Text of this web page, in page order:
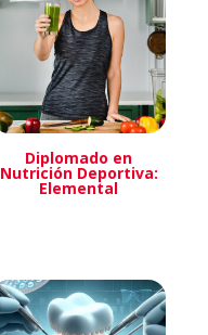
Diplomado en
Nutrición Deportiva:
Elemental